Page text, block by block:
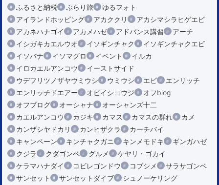
ふるさと納税
ぶらり旅
ゆるフォト
アイランドホッピング
アカククリ
アカシマシラヒゲエビ
アカネハナゴイ
アカメハゼ アドバンス講習
アーチ
イシガキカエルウオ
イソギンチャク
イソギンチャクエビ
イソバナ
イソマグロ イベント
イルカ
イロカエルアンコウ
イーストサイド
ウデフリツノザヤウミウシ
ウミウシ エビ
エンリッチ
エンリッチドエアー
オビイシヨウジ
オフblog
オフブログ
オーシャナ
オーシャンズ十二
カエルアンコウ
カジキ カマス カマスの群れ
カメ
カンザシヤドカリ
カンヒザクラ
カーチバイ
キャンペーン
キンチャクガニ キンメモドキ
ギンガハゼ
クジラ
クダゴンベ グルメ
ケヤリ・ゴカイ
ケラマハナダイ
コビレゴンドウ コブシメ
サラサゴンベ
サンセット
サンセットダイブ
シュノーケリング